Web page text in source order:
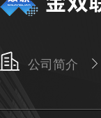
公司简介